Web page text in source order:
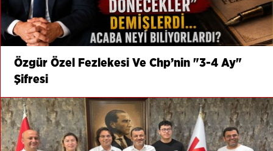
Özgür Özel Fezlekesi Ve Chp’nin "3-4 Ay"
Şifresi